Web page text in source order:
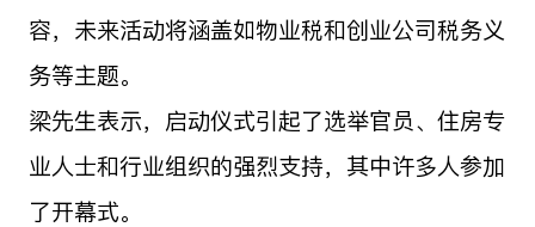
容，未来活动将涵盖如物业税和创业公司税务义
务等主题。
梁先生表示，启动仪式引起了选举官员、住房专
业人士和行业组织的强烈支持，其中许多人参加
了开幕式。